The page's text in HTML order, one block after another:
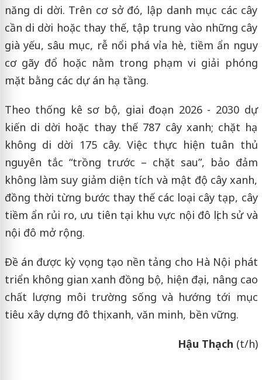
năng di dời. Trên cơ sở đó, lập danh mục các cây
cần di dời hoặc thay thế, tập trung vào những cây
già yếu, sâu mục, rễ nổi phá vỉa hè, tiềm ẩn nguy
cơ gãy đổ hoặc nằm trong phạm vi giải phóng
mặt bằng các dự án hạ tầng.
Theo thống kê sơ bộ, giai đoạn 2026 - 2030 dự
kiến di dời hoặc thay thế 787 cây xanh; chặt hạ
không di dời 175 cây. Việc thực hiện tuân thủ
nguyên tắc “trồng trước – chặt sau”, bảo đảm
không làm suy giảm diện tích và mật độ cây xanh,
đồng thời từng bước thay thế các loại cây tạp, cây
tiềm ẩn rủi ro, ưu tiên tại khu vực nội đô lịch sử và
nội đô mở rộng.
Đề án được kỳ vọng tạo nền tảng cho Hà Nội phát
triển không gian xanh đồng bộ, hiện đại, nâng cao
chất lượng môi trường sống và hướng tới mục
tiêu xây dựng đô thị xanh, văn minh, bền vững.
Hậu Thạch (t/h)